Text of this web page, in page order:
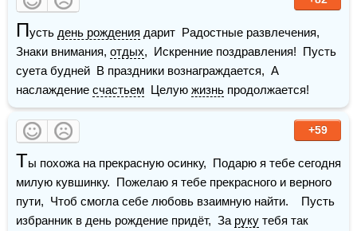
Пусть день рождения дарит  Радостные развлечения,
Знаки внимания, отдых,  Искренние поздравления!  Пусть
суета будней  В праздники вознаграждается,  А
наслаждение счастьем
  Целую
жизнь продолжается!
+59
Ты похожа на прекрасную осинку,  Подарю я тебе сегодня
милую кувшинку.  Пожелаю я тебе прекрасного и верного
пути,  Чтоб смогла себе любовь взаимную найти.    Пусть
избранник в день рождение придёт,  За руку тебя так